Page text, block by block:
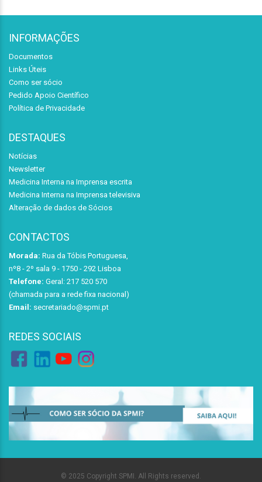
INFORMAÇÕES
Documentos
Links Úteis
Como ser sócio
Pedido Apoio Científico
Política de Privacidade
DESTAQUES
Notícias
Newsletter
Medicina Interna na Imprensa escrita
Medicina Interna na Imprensa televisiva
Alteração de dados de Sócios
CONTACTOS
Morada: Rua da Tóbis Portuguesa,
nº8 - 2º sala 9 - 1750 - 292 Lisboa
Telefone: Geral: 217 520 570
(chamada para a rede fixa nacional)
Email: secretariado@spmi.pt
REDES SOCIAIS
© 2025 Copyright SPMI. All Rights reserved.